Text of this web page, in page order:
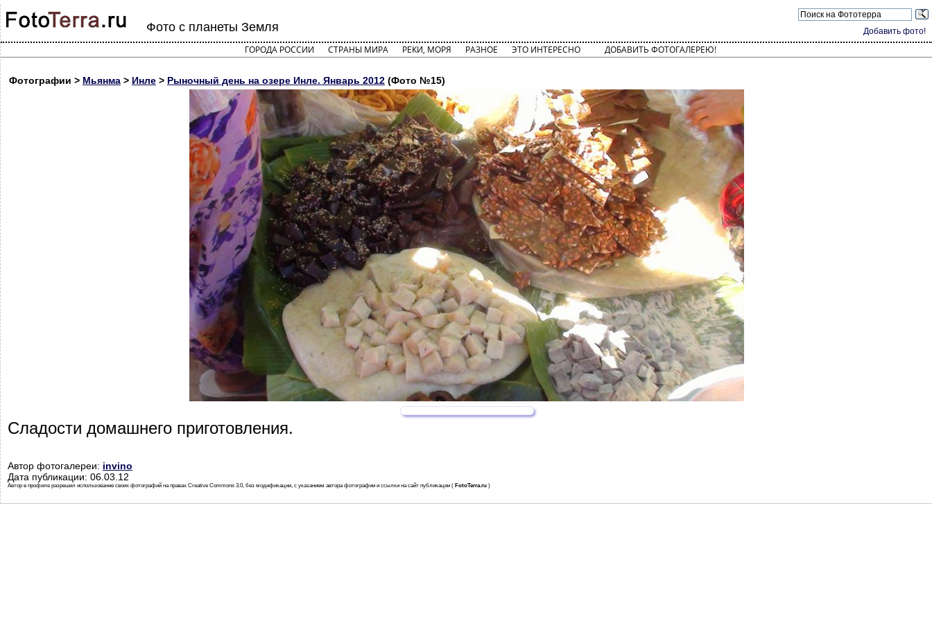
Добавить фото!
Фото с планеты Земля
ГОРОДА РОССИИ СТРАНЫ МИРА РЕКИ, МОРЯ РАЗНОЕ ЭТО ИНТЕРЕСНО ДОБАВИТЬ ФОТОГАЛЕРЕЮ!
Фотографии > Мьянма > Инле > Рыночный день на озере Инле. Январь 2012 (Фото №15)
Сладости домашнего приготовления.
Автор фотогалереи: invino
Дата публикации: 06.03.12
Автор в профиле разрешил использование своих фотографий на правах Creative Commons 3.0, без модификации, с указанием автора фотографии и ссылки на сайт публикации ( FotoTerra.ru )